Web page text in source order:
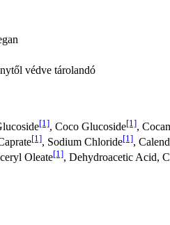
védve tárolandó
[1], Coco Glucoside[1],
[1], Sodium Chloride[1],
Oleate[1], Dehydroacetic Acid,